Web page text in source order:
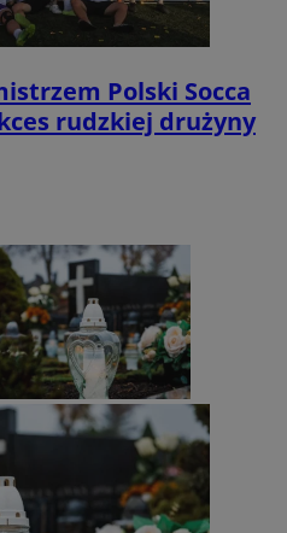
Polski Socca
rudzkiej drużyny